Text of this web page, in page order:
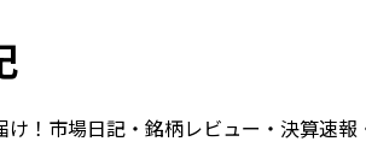
！市場日記・銘柄レビュー・決算速報